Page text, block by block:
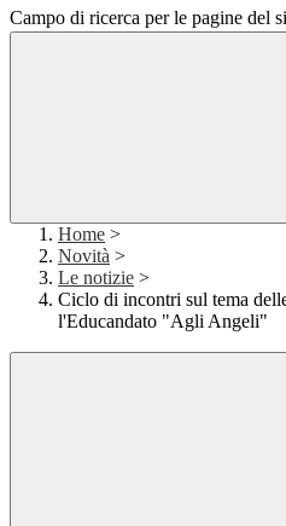
Campo di ricerca per le pagine del
Home >
Novità >
Le notizie >
Ciclo di incontri sul tema
l'Educandato "Agli Angeli"